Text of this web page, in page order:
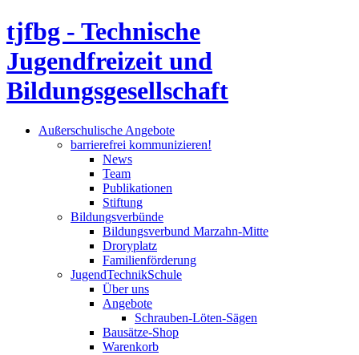
tjfbg - Technische
Jugendfreizeit und
Bildungsgesellschaft
Außerschulische Angebote
barrierefrei kommunizieren!
News
Team
Publikationen
Stiftung
Bildungsverbünde
Bildungsverbund Marzahn-Mitte
Droryplatz
Familienförderung
JugendTechnikSchule
Über uns
Angebote
Schrauben-Löten-Sägen
Bausätze-Shop
Warenkorb